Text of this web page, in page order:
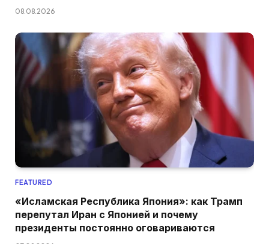
08.08.2026
FEATURED
«Исламская Республика Япония»: как Трамп
перепутал Иран с Японией и почему
президенты постоянно оговариваются